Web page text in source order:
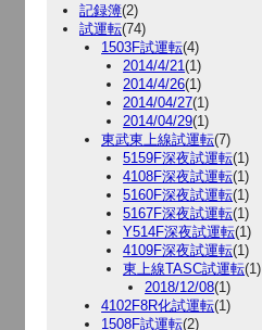
記録簿(2)
試運転(74)
1503F試運転(4)
2014/4/21(1)
2014/4/26(1)
2014/04/27(1)
2014/04/29(1)
東武東上線試運転(7)
5159F深夜試運転(1)
4108F深夜試運転(1)
5160F深夜試運転(1)
5167F深夜試運転(1)
Y514F深夜試運転(1)
4109F深夜試運転(1)
東上線TASC試運転(1)
2018/12/08(1)
4102F8R化試運転(1)
1508F試運転(2)